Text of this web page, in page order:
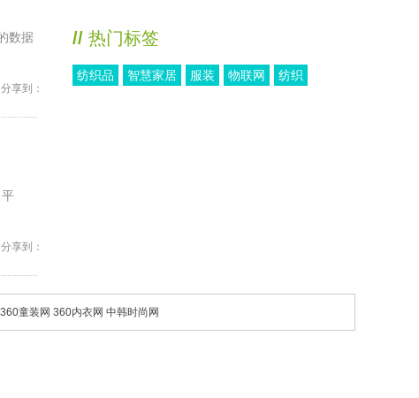
数据
分享到：
分享到：
// 热门标签
纺织品 智慧家居 服装 物联网 纺织
360童装网 360内衣网 中韩时尚网